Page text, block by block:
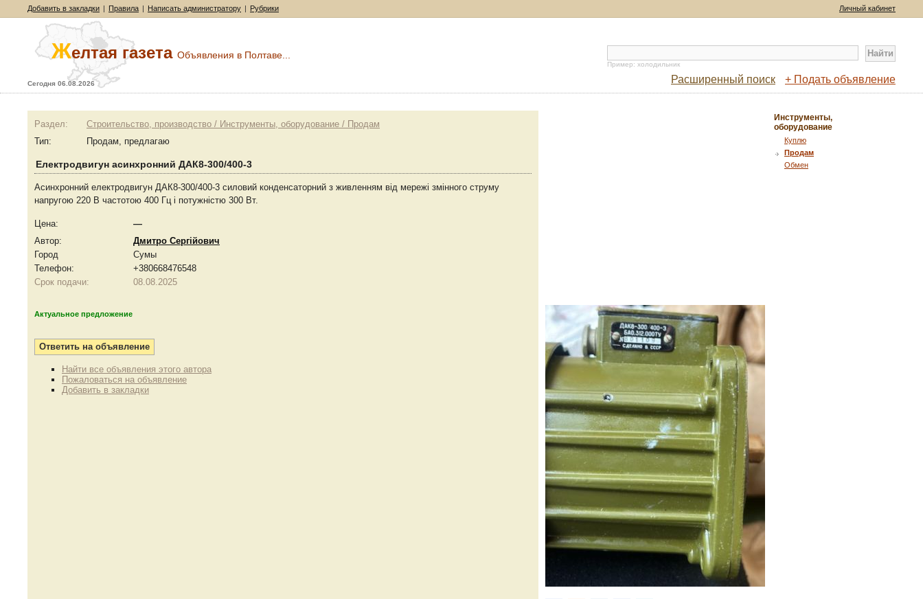
Добавить в закладки | Правила | Написать администратору | Рубрики Личный кабинет
Желтая газета Объявления в Полтаве...
Сегодня 06.08.2026
Пример: холодильник
Расширенный поиск + Подать объявление
Раздел:
Строительство, производство / Инструменты, оборудование / Продам
Тип:
Продам, предлагаю
Електродвигун асинхронний ДАК8-300/400-3
Асинхронний електродвигун ДАК8-300/400-3 силовий конденсаторний з живленням від мережі змінного струму
напругою 220 В частотою 400 Гц і потужністю 300 Вт.
Цена:
—
Автор:
Дмитро Сергійович
Город
Сумы
Телефон:
+380668476548
Срок подачи:
08.08.2025
Актуальное предложение
Найти все объявления этого автора
Пожаловаться на объявление
Добавить в закладки
Инструменты,
оборудование
Куплю
Продам
Обмен